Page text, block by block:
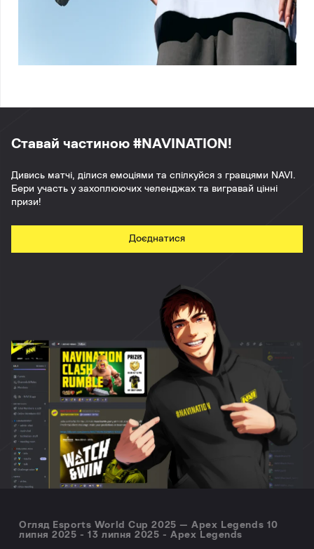
Ставай частиною #NAVINATION!
Дивись матчі, ділися емоціями та спілкуйся з гравцями NAVI.
Бери участь у захоплюючих челенджах та вигравай цінні
призи!
Доєднатися
Огляд Esports World Cup 2025 — Apex Legends 10
липня 2025 - 13 липня 2025 - Apex Legends